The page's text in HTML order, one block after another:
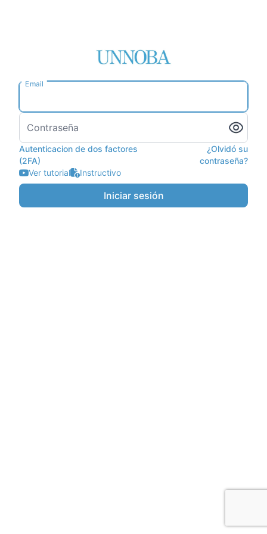
Email
Contraseña
Autenticacion de dos factores
(2FA)
¿Olvidó su
contraseña?
Ver tutorial
Instructivo
Iniciar sesión